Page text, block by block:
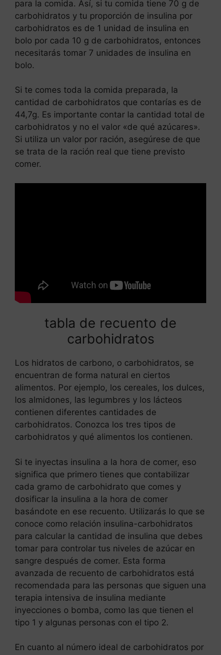
para la comida. Así, si tu comida tiene 70 g de
carbohidratos y tu proporción de insulina por
carbohidratos es de 1 unidad de insulina en
bolo por cada 10 g de carbohidratos, entonces
necesitarás tomar 7 unidades de insulina en
bolo.
Si te comes toda la comida preparada, la
cantidad de carbohidratos que contarías es de
44,7g. Es importante contar la cantidad total de
carbohidratos y no el valor «de qué azúcares».
Si utiliza un valor por ración, asegúrese de que
se trata de la ración real que tiene previsto
comer.
tabla de recuento de
carbohidratos
Los hidratos de carbono, o carbohidratos, se
encuentran de forma natural en ciertos
alimentos. Por ejemplo, los cereales, los dulces,
los almidones, las legumbres y los lácteos
contienen diferentes cantidades de
carbohidratos. Conozca los tres tipos de
carbohidratos y qué alimentos los contienen.
Si te inyectas insulina a la hora de comer, eso
significa que primero tienes que contabilizar
cada gramo de carbohidrato que comes y
dosificar la insulina a la hora de comer
basándote en ese recuento. Utilizarás lo que se
conoce como relación insulina-carbohidratos
para calcular la cantidad de insulina que debes
tomar para controlar tus niveles de azúcar en
sangre después de comer. Esta forma
avanzada de recuento de carbohidratos está
recomendada para las personas que siguen una
terapia intensiva de insulina mediante
inyecciones o bomba, como las que tienen el
tipo 1 y algunas personas con el tipo 2.
En cuanto al número ideal de carbohidratos por